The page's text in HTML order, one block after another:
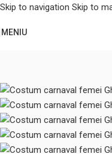
Skip to navigation Skip to
MENIU